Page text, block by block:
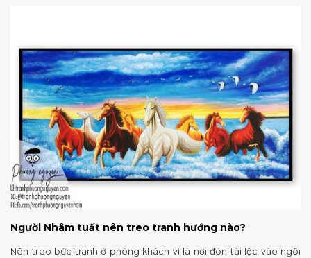
Người Nhâm tuất nên treo tranh hướng nào?
Nên treo bức tranh ở phòng khách vì là nơi đón tài lộc vào ngôi